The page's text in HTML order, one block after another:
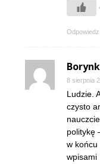
Odpowiedz
8 sierpnia
Ludzie.
czysto
politykę
w końcu
wpisami